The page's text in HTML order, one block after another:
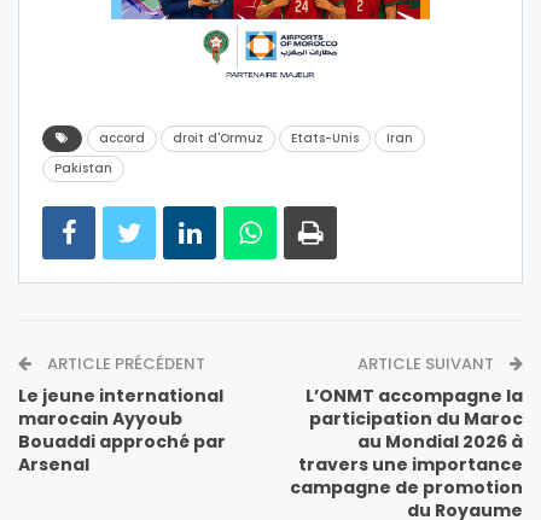
accord droit d'Ormuz Etats-Unis
Iran
Pakistan
ARTICLE PRÉCÉDENT
Le jeune international
marocain Ayyoub
Bouaddi approché par
Arsenal
ARTICLE SUIVANT
L’ONMT accompagne la
participation du Maroc
au Mondial 2026 à
travers une importance
campagne de promotion
du Royaume